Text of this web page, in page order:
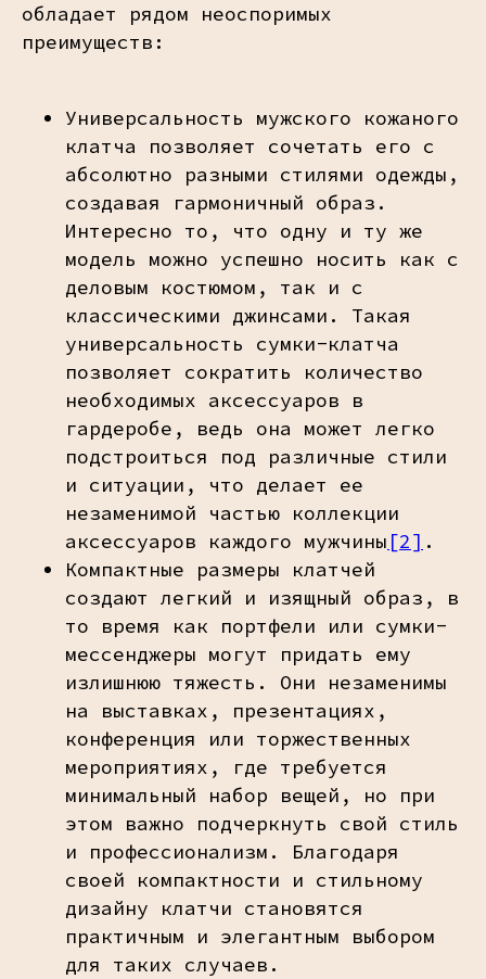
обладает рядом неоспоримых
преимуществ:
Универсальность мужского кожаного
клатча позволяет сочетать его с
абсолютно разными стилями одежды,
создавая гармоничный образ.
Интересно то, что одну и ту же
модель можно успешно носить как с
деловым костюмом, так и с
классическими джинсами. Такая
универсальность сумки-клатча
позволяет сократить количество
необходимых аксессуаров в
гардеробе, ведь она может легко
подстроиться под различные стили
и ситуации, что делает ее
незаменимой частью коллекции
аксессуаров каждого мужчины [2] .
Компактные размеры клатчей
создают легкий и изящный образ, в
то время как портфели или сумки-
мессенджеры могут придать ему
излишнюю тяжесть. Они незаменимы
на выставках, презентациях,
конференция или торжественных
мероприятиях, где требуется
минимальный набор вещей, но при
этом важно подчеркнуть свой стиль
и профессионализм. Благодаря
своей компактности и стильному
дизайну клатчи становятся
практичным и элегантным выбором
для таких случаев.